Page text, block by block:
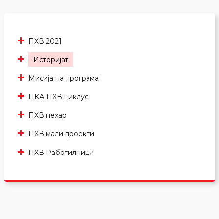
ПХВ 2021
Историјат
Мисија на програма
ЦКА-ПХВ циклус
ПХВ пехар
ПХВ мали проекти
ПХВ Работилници